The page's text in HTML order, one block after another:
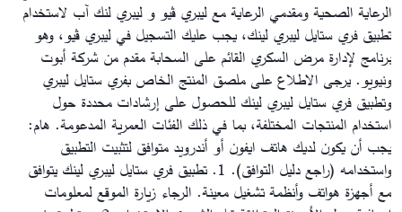
الرعاية الصحية ومقدمي الرعاية مع ليبري ڤيو و ليبري لنك آب لاستخدام
تطبيق فري ستايل ليبري لينك، يجب عليك التسجيل في ليبري ڤيو، وهو
برنامج لإدارة مرض السكري القائم على السحابة مقدم من شركة أبوت
ونيويو. يرجى الاطلاع على ملصق المنتج الخاص بفري ستايل ليبري
وتطبيق فري ستايل ليبري لينك للحصول على إرشادات محددة حول
استخدام المنتجات المختلفة، بما في ذلك الفئات العمرية المدعومة. هام:
يجب أن يكون لديك هاتف ايفون أو أندرويد متوافق لتثبيت التطبيق
واستخدامه (راجع دليل التوافق).
1. تطبيق فري ستايل ليبري لينك يتوافق
مع أجهزة هواتف وأنظمة تشغيل معينة. الرجاء زيارة الموقع لمعلومات